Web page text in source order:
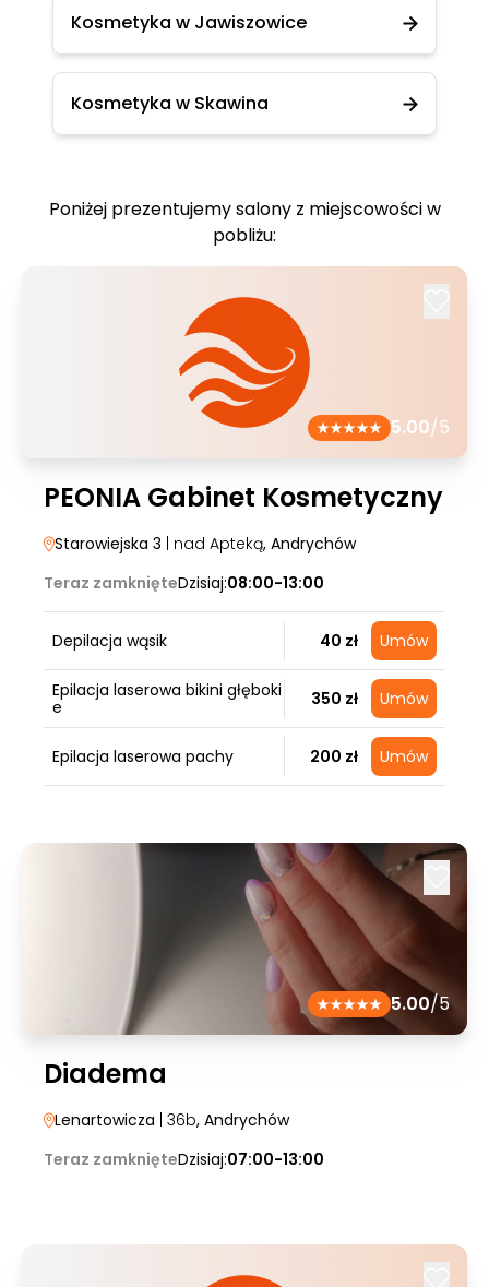
Kosmetyka w Jawiszowice
Kosmetyka w Skawina
Poniżej prezentujemy salony z miejscowości w
pobliżu:
5.00/5
PEONIA Gabinet Kosmetyczny
Starowiejska 3 | nad Apteką, Andrychów
Teraz zamknięteDzisiaj:08:00-13:00
Depilacja wąsik 40 zł Umów
Epilacja laserowa bikini głęboki
e
350 zł Umów
Epilacja laserowa pachy 200 zł Umów
5.00/5
Diadema
Lenartowicza | 36b, Andrychów
Teraz zamknięteDzisiaj:07:00-13:00